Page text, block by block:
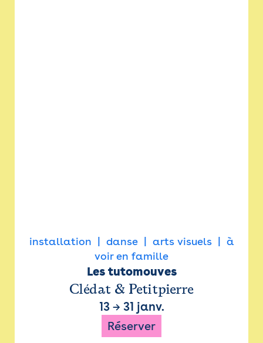
installation danse arts visuels
à
voir en famille
Les tutomouves
Clédat & Petitpierre
13→ 31 janv.
Réserver